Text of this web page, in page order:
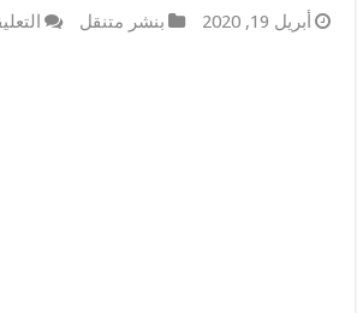
أبريل 19, 2020 بنشر متنقل